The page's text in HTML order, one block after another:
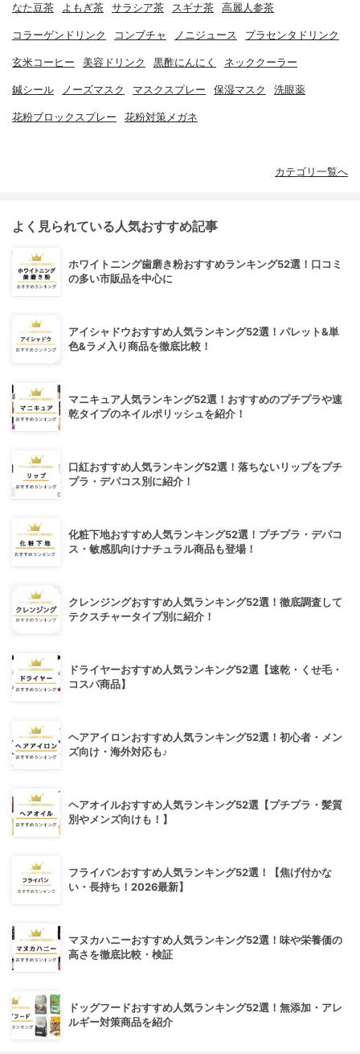
なた豆茶 よもぎ茶 サラシア茶 スギナ茶 高麗人参茶
コラーゲンドリンク コンブチャ ノニジュース プラセンタドリンク
玄米コーヒー 美容ドリンク 黒酢にんにく ネッククーラー
鍼シール ノーズマスク マスクスプレー 保湿マスク 洗眼薬
花粉ブロックスプレー 花粉対策メガネ
カテゴリ一覧へ
よく見られている人気おすすめ記事
ホワイトニング歯磨き粉おすすめランキング52選！口コミ
の多い市販品を中心に
アイシャドウおすすめ人気ランキング52選！パレット&単
色&ラメ入り商品を徹底比較！
マニキュア人気ランキング52選！おすすめのプチプラや速
乾タイプのネイルポリッシュを紹介！
口紅おすすめ人気ランキング52選！落ちないリップをプチ
プラ・デパコス別に紹介！
化粧下地おすすめ人気ランキング52選！プチプラ・デパコ
ス・敏感肌向けナチュラル商品も登場！
クレンジングおすすめ人気ランキング52選！徹底調査して
テクスチャータイプ別に紹介！
ドライヤーおすすめ人気ランキング52選【速乾・くせ毛・
コスパ商品】
ヘアアイロンおすすめ人気ランキング52選！初心者・メン
ズ向け・海外対応も♪
ヘアオイルおすすめ人気ランキング52選【プチプラ・髪質
別やメンズ向けも！】
フライパンおすすめ人気ランキング52選！【焦げ付かな
い・長持ち！2026最新】
マヌカハニーおすすめ人気ランキング52選！味や栄養価の
高さを徹底比較・検証
ドッグフードおすすめ人気ランキング52選！無添加・アレ
ルギー対策商品を紹介